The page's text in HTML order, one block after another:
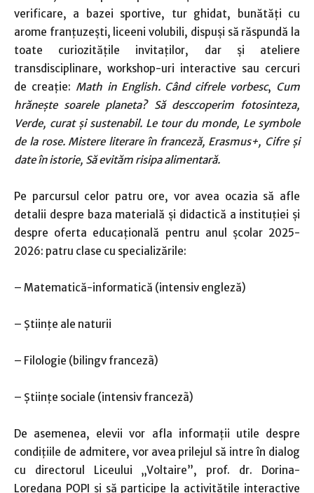
verificare, a bazei sportive, tur ghidat, bunătăţi cu
arome franţuzeşti, liceeni volubili, dispuşi să răspundă la
toate curiozităţile invitaţilor, dar şi ateliere
transdisciplinare, workshop-uri interactive sau cercuri
de creaţie: Math in English. Când cifrele vorbesc, Cum
hrăneşte soarele planeta? Să desccoperim fotosinteza,
Verde, curat şi sustenabil. Le tour du monde, Le symbole
de la rose. Mistere literare în franceză, Erasmus+, Cifre şi
date în istorie, Să evităm risipa alimentară.
Pe parcursul celor patru ore, vor avea ocazia să afle
detalii despre baza materială şi didactică a instituţiei şi
despre oferta educaţională pentru anul şcolar 2025-
2026: patru clase cu specializările:
– Matematică-informatică (intensiv engleză)
– Ştiinţe ale naturii
– Filologie (bilingv francezã)
– Ştiinţe sociale (intensiv francezã)
De asemenea, elevii vor afla informaţii utile despre
condiţiile de admitere, vor avea prilejul să intre în dialog
cu directorul Liceului „Voltaire”, prof. dr. Dorina-
Loredana POPI şi să participe la activităţile interactive